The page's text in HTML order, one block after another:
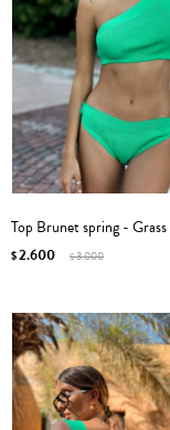
Top Brunet spring - Grass
$2.600 $3.000